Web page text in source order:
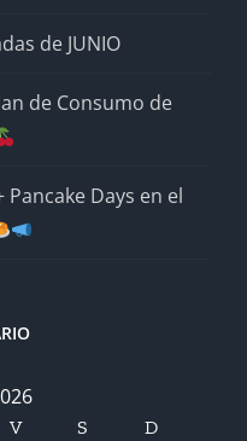
de JUNIO
de Consumo de
Pancake Days en el
V S D